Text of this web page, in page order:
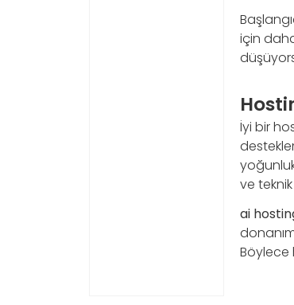
için
İyi bir
ve
ai
Böylece